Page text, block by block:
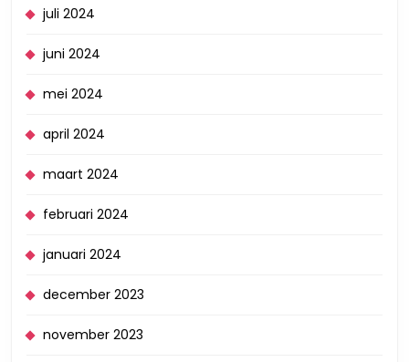
juli 2024
juni 2024
mei 2024
april 2024
maart 2024
februari 2024
januari 2024
december 2023
november 2023